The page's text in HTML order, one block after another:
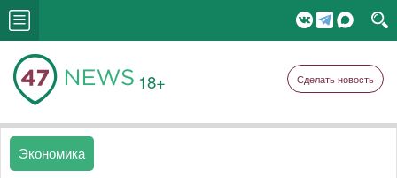
18+ Сделать новость
Экономика